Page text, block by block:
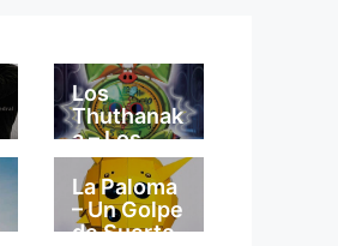
Los
Thuthanak
a – Los
Thuthanak
a
La Paloma
– Un Golpe
de Suerte